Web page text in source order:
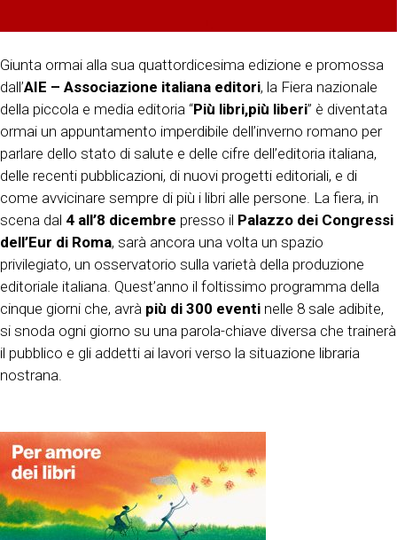
Giunta ormai alla sua quattordicesima edizione e promossa
dall’AIE – Associazione italiana editori, la Fiera nazionale
della piccola e media editoria “Più libri,più liberi” è diventata
ormai un appuntamento imperdibile dell’inverno romano per
parlare dello stato di salute e delle cifre dell’editoria italiana,
delle recenti pubblicazioni, di nuovi progetti editoriali, e di
come avvicinare sempre di più i libri alle persone. La fiera, in
scena dal 4 all’8 dicembre presso il Palazzo dei Congressi
dell’Eur di Roma, sarà ancora una volta un spazio
privilegiato, un osservatorio sulla varietà della produzione
editoriale italiana. Quest’anno il foltissimo programma della
cinque giorni che, avrà più di 300 eventi nelle 8 sale adibite,
si snoda ogni giorno su una parola-chiave diversa che trainerà
il pubblico e gli addetti ai lavori verso la situazione libraria
nostrana.